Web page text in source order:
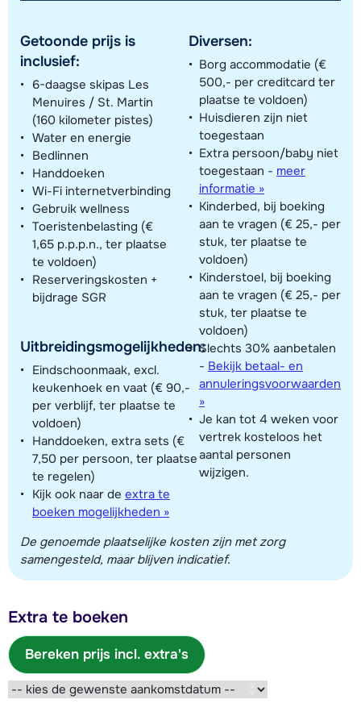
Getoonde prijs is
inclusief:
6-daagse skipas Les
Menuires / St. Martin
(160 kilometer pistes)
Water en energie
Bedlinnen
Handdoeken
Wi-Fi internetverbinding
Gebruik wellness
Toeristenbelasting (€
1,65 p.p.p.n., ter plaatse
te voldoen)
Reserveringskosten +
bijdrage SGR
Uitbreidingsmogelijkheden:
Eindschoonmaak, excl.
keukenhoek en vaat (€ 90,-
per verblijf, ter plaatse te
voldoen)
Handdoeken, extra sets (€
7,50 per persoon, ter plaatse
te regelen)
Kijk ook naar de extra te
boeken mogelijkheden »
Diversen:
Borg accommodatie (€
500,- per creditcard ter
plaatse te voldoen)
Huisdieren zijn niet
toegestaan
Extra persoon/baby niet
toegestaan - meer
informatie »
Kinderbed, bij boeking
aan te vragen (€ 25,- per
stuk, ter plaatse te
voldoen)
Kinderstoel, bij boeking
aan te vragen (€ 25,- per
stuk, ter plaatse te
voldoen)
Slechts 30% aanbetalen
- Bekijk betaal- en
annuleringsvoorwaarden
»
Je kan tot 4 weken voor
vertrek kosteloos het
aantal personen
wijzigen.
De genoemde plaatselijke kosten zijn met zorg
samengesteld, maar blijven indicatief.
Extra te boeken
Bereken prijs incl. extra's